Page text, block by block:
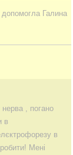
Галина
, погано
в
в
Мені